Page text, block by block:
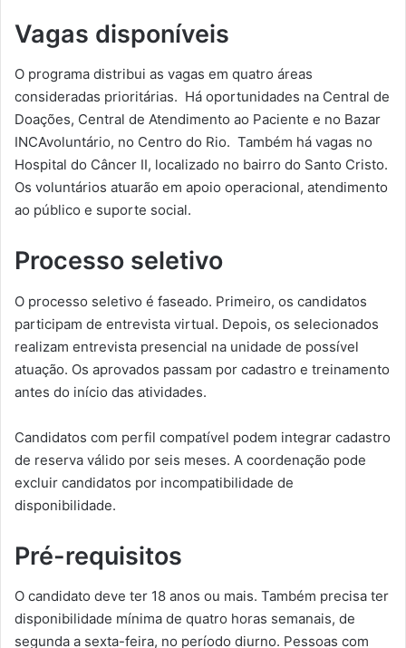
Vagas disponíveis
O programa distribui as vagas em quatro áreas
consideradas prioritárias. Há oportunidades na Central de
Doações, Central de Atendimento ao Paciente e no Bazar
INCAvoluntário, no Centro do Rio. Também há vagas no
Hospital do Câncer II, localizado no bairro do Santo Cristo.
Os voluntários atuarão em apoio operacional, atendimento
ao público e suporte social.
Processo seletivo
O processo seletivo é faseado. Primeiro, os candidatos
participam de entrevista virtual. Depois, os selecionados
realizam entrevista presencial na unidade de possível
atuação. Os aprovados passam por cadastro e treinamento
antes do início das atividades.
Candidatos com perfil compatível podem integrar cadastro
de reserva válido por seis meses. A coordenação pode
excluir candidatos por incompatibilidade de
disponibilidade.
Pré-requisitos
O candidato deve ter 18 anos ou mais. Também precisa ter
disponibilidade mínima de quatro horas semanais, de
segunda a sexta-feira, no período diurno. Pessoas com